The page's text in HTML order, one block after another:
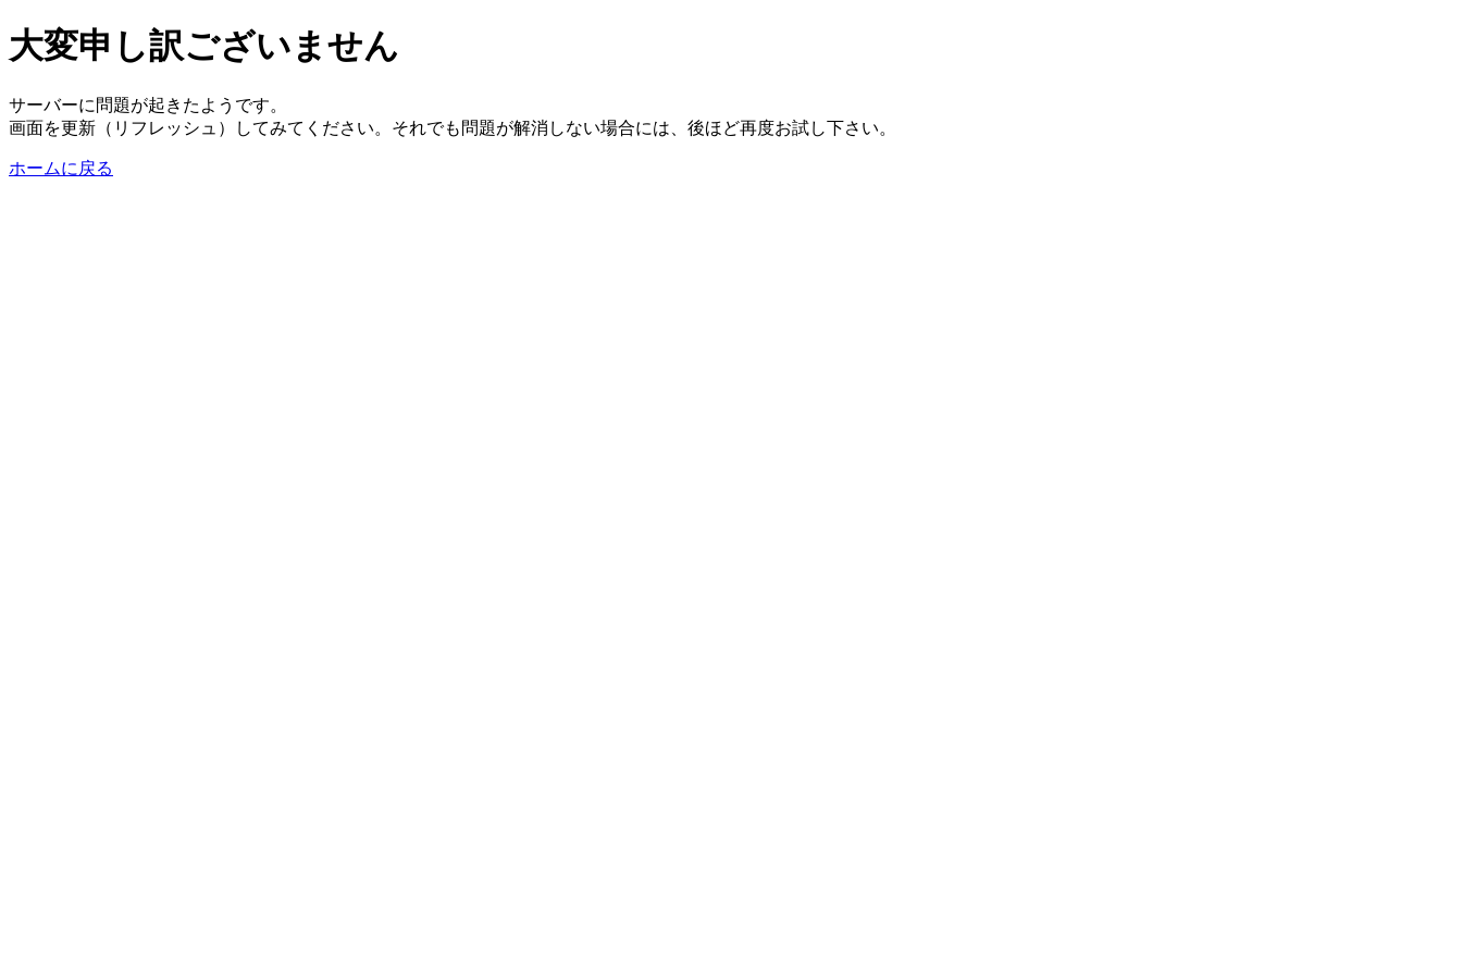
大変申し訳ございません
サーバーに問題が起きたようです。
画面を更新（リフレッシュ）してみてください。それでも問題が解消しない場合には、後ほど再度お試し下さい。
ホームに戻る